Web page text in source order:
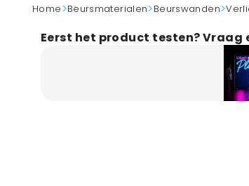
home> Beursmaterialen> Beurswanden>
Eerst het product testen? Vraag